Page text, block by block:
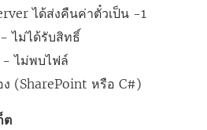
ได้ส่งคืนค่าตั๋วเป็น -1
ไม่ได้รับสิทธิ์
- ไม่พบไฟล์
ง (SharePoint หรือ C#)
ต